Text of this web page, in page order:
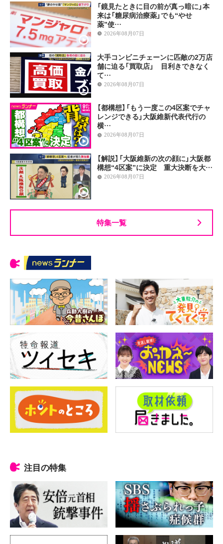
「鏡見たときに目の前が真っ暗に」本
来は「糖尿病治療薬」でも“やせ
薬”使…
2026年08月07日
大手コンビニチェーンに匹敵の2万店
舗に迫る「買取店」 目利きできなく
て…
2026年08月07日
【都構想】「もう一度この4区案でチャ
レンジできる」大阪維新代表代行の
横…
2026年08月07日
【解説】「大阪維新の次の顔に」大阪都
構想“4区案”に決定 重大決断を大…
2026年08月07日
特集一覧
注目の特集